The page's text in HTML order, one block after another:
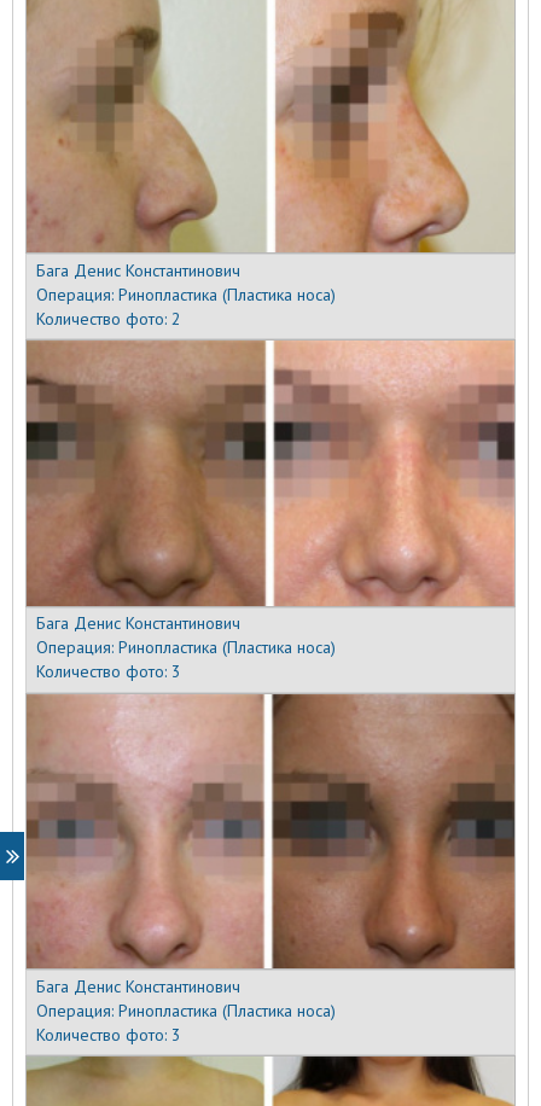
Бага Денис Константинович
Операция:Ринопластика (Пластика носа)
Количество фото:2
Бага Денис Константинович
Операция:Ринопластика (Пластика носа)
Количество фото: 3
Бага Денис Константинович
Операция:Ринопластика (Пластика носа)
Количество фото: 3